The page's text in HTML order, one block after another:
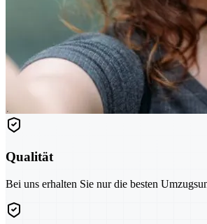
Qualität
Bei uns erhalten Sie nur die besten